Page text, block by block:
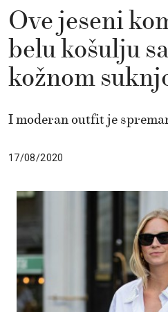
Ove jeseni
belu košulju
kožnom
I moderan outfit je
17/08/2020